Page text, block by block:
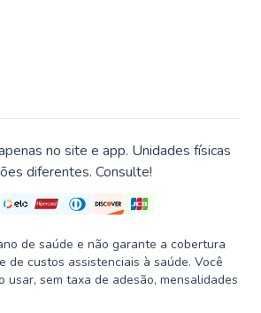
no site e app. Unidades físicas
diferentes. Consulte!
de saúde e não garante a cobertura
de custos assistenciais à saúde. Você
usar, sem taxa de adesão, mensalidades